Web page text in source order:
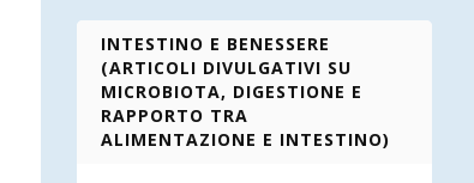
INTESTINO E BENESSERE
(ARTICOLI DIVULGATIVI SU
MICROBIOTA, DIGESTIONE E
RAPPORTO TRA
ALIMENTAZIONE E INTESTINO)